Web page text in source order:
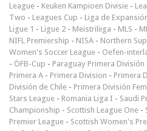
League - Keuken Kampioen Divisie -
Two - Leagues Cup - Liga de
Ligue 1 - Ligue 2 - Meistriliiga - MLS -
NIFL Premiership - NISA - Northern
Women's Soccer League - Oefen-
- ÖFB-Cup - Paraguay Primera División
Primera A - Primera Division - Primera
División de Chile - Primera División
Stars League - Romania Liga I - Saudi
Championship - Scottish League One -
Premier League - Scottish Women's